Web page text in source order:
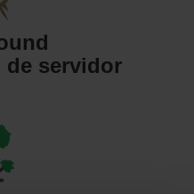
de servidor